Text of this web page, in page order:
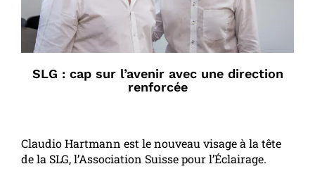
SLG : cap sur l’avenir avec une direction
renforcée
Claudio Hartmann est le nouveau visage à la tête
de la SLG, l’Association Suisse pour l’Éclairage.